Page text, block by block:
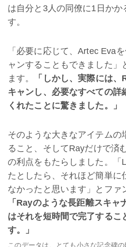
は自分と3人の同僚に1日か
す。
「必要に応じて、Artec Eva
ャンすることもできました」
ます。
「しかし、実際には、
キャンし、必要なすべての詳
くれたことに驚きました。」
そのような大きなアイテムの
ること、そしてRayだけで済
の利点をもたらしました。「
たとしたら、それほど簡単に
なかったと思います」とファ
「 Rayのような長距離スキャ
はそれを短時間で完了するこ
す。」
このデータは、とても小さな記念碑